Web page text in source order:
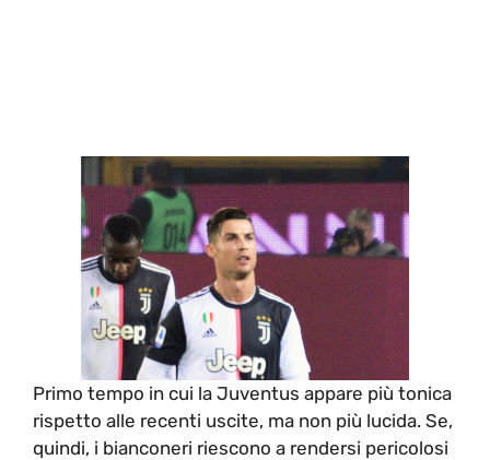
Primo tempo in cui la Juventus appare più tonica
rispetto alle recenti uscite, ma non più lucida. Se,
quindi, i bianconeri riescono a rendersi pericolosi